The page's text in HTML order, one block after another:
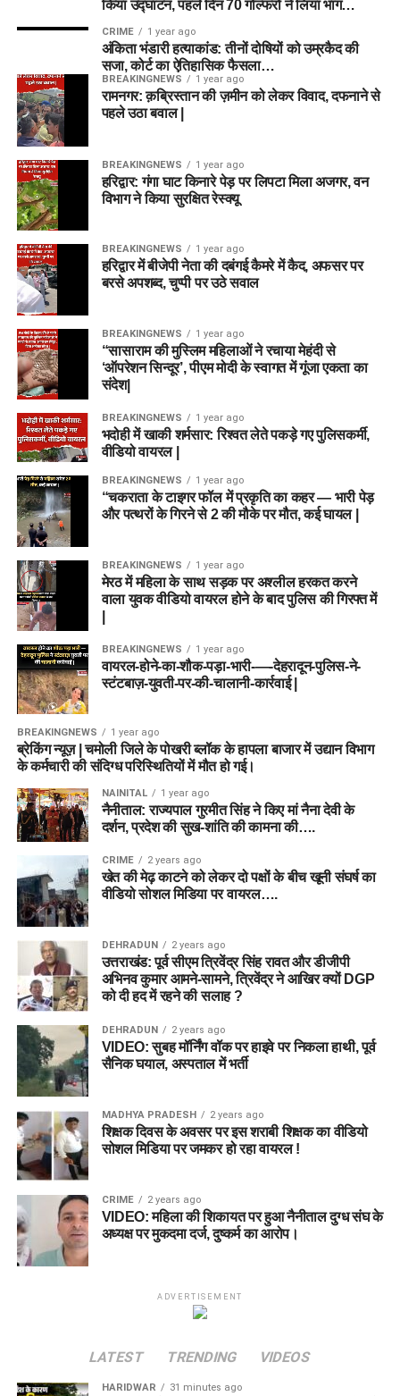
किया उद्घाटन, पहले दिन 70 गोल्फरों ने लिया भाग…
CRIME 1 year ago
अंकिता भंडारी हत्याकांड: तीनों दोषियों को उम्रकैद की
सजा, कोर्ट का ऐतिहासिक फैसला…
BREAKINGNEWS 1 year ago
रामनगर: क़ब्रिस्तान की ज़मीन को लेकर विवाद, दफनाने से
पहले उठा बवाल |
BREAKINGNEWS 1 year ago
हरिद्वार: गंगा घाट किनारे पेड़ पर लिपटा मिला अजगर, वन
विभाग ने किया सुरक्षित रेस्क्यू
BREAKINGNEWS 1 year ago
हरिद्वार में बीजेपी नेता की दबंगई कैमरे में कैद, अफसर पर
बरसे अपशब्द, चुप्पी पर उठे सवाल
BREAKINGNEWS 1 year ago
“सासाराम की मुस्लिम महिलाओं ने रचाया मेहंदी से
‘ऑपरेशन सिन्दूर’, पीएम मोदी के स्वागत में गूंजा एकता का
संदेश|
BREAKINGNEWS 1 year ago
भदोही में खाकी शर्मसार: रिश्वत लेते पकड़े गए पुलिसकर्मी,
वीडियो वायरल |
BREAKINGNEWS 1 year ago
“चकराता के टाइगर फॉल में प्रकृति का कहर — भारी पेड़
और पत्थरों के गिरने से 2 की मौके पर मौत, कई घायल |
BREAKINGNEWS 1 year ago
मेरठ में महिला के साथ सड़क पर अश्लील हरकत करने
वाला युवक वीडियो वायरल होने के बाद पुलिस की गिरफ्त में
BREAKINGNEWS 1 year ago
वायरल-होने-का-शौक-पड़ा-भारी-—-देहरादून-पुलिस-ने-
स्टंटबाज़-युवती-पर-की-चालानी-कार्रवाई |
BREAKINGNEWS 1 year ago
ब्रेकिंग न्यूज़ | चमोली जिले के पोखरी ब्लॉक के हापला बाजार में उद्यान विभाग
के कर्मचारी की संदिग्ध परिस्थितियों में मौत हो गई।
NAINITAL 1 year ago
नैनीताल: राज्यपाल गुरमीत सिंह ने किए मां नैना देवी के
दर्शन, प्रदेश की सुख-शांति की कामना की….
CRIME 2 years ago
खेत की मेढ़ काटने को लेकर दो पक्षों के बीच खूनी संघर्ष का
वीडियो सोशल मिडिया पर वायरल….
DEHRADUN 2 years ago
उत्तराखंड: पूर्व सीएम त्रिवेंद्र सिंह रावत और डीजीपी
अभिनव कुमार आमने-सामने, त्रिवेंद्र ने आखिर क्यों DGP
को दी हद में रहने की सलाह ?
DEHRADUN 2 years ago
VIDEO: सुबह मॉर्निंग वॉक पर हाइवे पर निकला हाथी, पूर्व
सैनिक घयाल, अस्पताल में भर्ती
MADHYA PRADESH 2 years ago
शिक्षक दिवस के अवसर पर इस शराबी शिक्षक का वीडियो
सोशल मिडिया पर जमकर हो रहा वायरल !
CRIME 2 years ago
VIDEO: महिला की शिकायत पर हुआ नैनीताल दुग्ध संघ के
अध्यक्ष पर मुकदमा दर्ज, दुष्कर्म का आरोप।
ADVERTISEMENT
LATEST TRENDING VIDEOS
HARIDWAR 31 minutes ago